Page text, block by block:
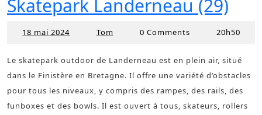
Skatepark Landerneau (29)
18 mai 2024
2024
Tom 0 Comments 20h50
Le skatepark outdoor de Landerneau est en plein air, situé
dans le Finistère en Bretagne. Il offre une variété d’obstacles
pour tous les niveaux, y compris des rampes, des rails, des
funboxes et des bowls. Il est ouvert à tous, skateurs, rollers